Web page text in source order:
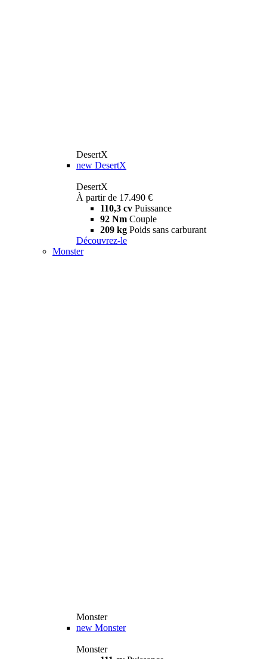
DesertX
new DesertX
DesertX
À partir de 17.490 €
110,3 cv Puissance
92 Nm Couple
209 kg Poids sans carburant
Découvrez-le
Monster
Monster
new Monster
Monster